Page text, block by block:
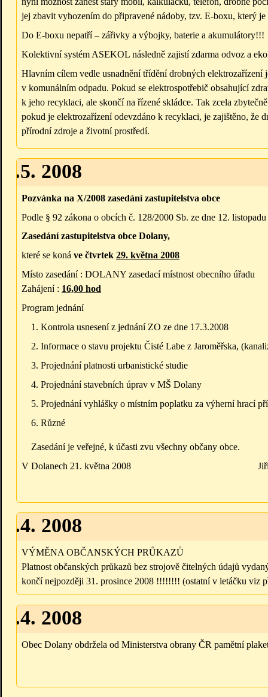
jej zbavit vyhozením do připravené nádoby, tzv. E-boxu, který
Do E-boxu nepatří – zářivky a výbojky, baterie a akumulátory!!!
Kolektivní systém ASEKOL následně zajistí zdarma odvoz a
Hlavním cílem vedle usnadnění třídění drobných
v komunálním odpadu. Pokud se elektrospotřebič obsahující
k jeho recyklaci, ale skončí na řízené skládce. Tak zcela
pokud je elektrozařízení odevzdáno k recyklaci, je zajištěno, že
přírodní zdroje a životní prostředí.
2008
Pozvánka na X/2008 zasedání zastupitelstva obce
Podle § 92 zákona o obcích č. 128/2000 Sb. ze dne 12.
Zasedání zastupitelstva obce Dolany,
které se koná ve čtvrtek 29. května 2008
Místo zasedání : DOLANY zasedací místnost obecního úřadu
Zahájení : 16,00 hod
Program jednání
Kontrola usnesení z jednání ZO ze dne 17.3.2008
Informace o stavu projektu Čisté Labe z Jaroměřska,
Projednání platnosti urbanistické studie
Projednání stavebních úprav v MŠ Dolany
Projednání vyhlášky o místním poplatku za výherní hrací
Různé
Zasedání je veřejné, k účasti zvu všechny občany obce.
V Dolanech 21. května 2008 Jiří Plšek,
2008
VÝMĚNA OBČANSKÝCH PRŮKAZŮ
Platnost občanských průkazů bez strojově čitelných údajů
končí nejpozději 31. prosince 2008 !!!!!!!! (ostatní v letáčku viz
2008
Obec Dolany obdržela od Ministerstva obrany ČR pamětní